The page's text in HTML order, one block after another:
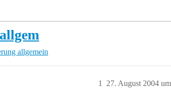
allgemein
27. August 2004
1